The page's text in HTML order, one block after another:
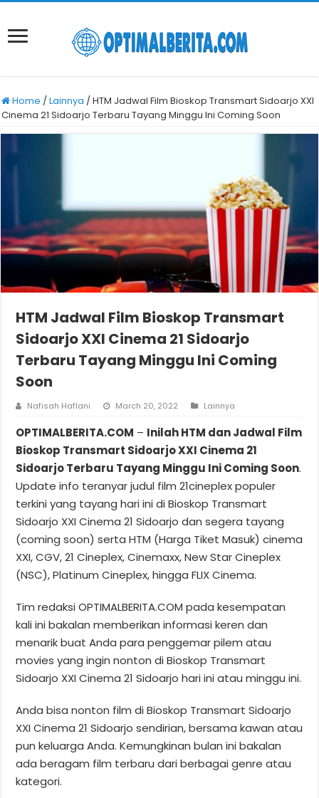
Home /Lainnya /HTM Jadwal Film Bioskop Transmart Sidoarjo XXI
Cinema 21 Sidoarjo Terbaru Tayang Minggu Ini Coming Soon
HTM Jadwal Film Bioskop Transmart
Sidoarjo XXI Cinema 21 Sidoarjo
Terbaru Tayang Minggu Ini Coming
Soon
Nafisah Haflani March 20, 2022 Lainnya
OPTIMALBERITA.COM – Inilah HTM dan Jadwal Film
Bioskop Transmart Sidoarjo XXI Cinema 21
Sidoarjo Terbaru Tayang Minggu Ini Coming Soon.
Update info teranyar judul film 21cineplex populer
terkini yang tayang hari ini di Bioskop Transmart
Sidoarjo XXI Cinema 21 Sidoarjo dan segera tayang
(coming soon) serta HTM (Harga Tiket Masuk) cinema
XXI, CGV, 21 Cineplex, Cinemaxx, New Star Cineplex
(NSC), Platinum Cineplex, hingga FLIX Cinema.
Tim redaksi OPTIMALBERITA.COM pada kesempatan
kali ini bakalan memberikan informasi keren dan
menarik buat Anda para penggemar pilem atau
movies yang ingin nonton di Bioskop Transmart
Sidoarjo XXI Cinema 21 Sidoarjo hari ini atau minggu ini.
Anda bisa nonton film di Bioskop Transmart Sidoarjo
XXI Cinema 21 Sidoarjo sendirian, bersama kawan atau
pun keluarga Anda. Kemungkinan bulan ini bakalan
ada beragam film terbaru dari berbagai genre atau
kategori.